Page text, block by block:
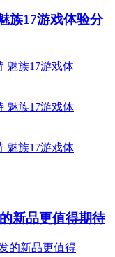
族17游戏体验分
新品更值得期待